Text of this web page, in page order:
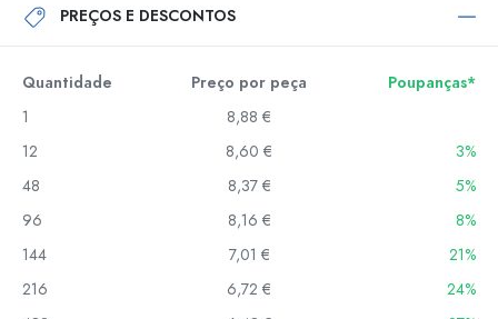
PREÇOS E DESCONTOS
Quantidade Preço por peça
Poupanças*
1
8,88 €
12
8,60 €
3%
48
8,37 €
5%
96
8,16 €
8%
144
7,01 €
21%
216
6,72 €
24%